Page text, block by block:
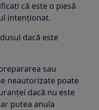
că este o piesă
intenționat.
dacă este
sau
neautorizate poate
dacă nu este
putea anula